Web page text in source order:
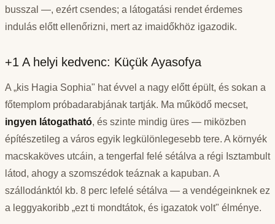
busszal —, ezért csendes; a látogatási rendet érdemes
indulás előtt ellenőrizni, mert az imaidőkhöz igazodik.
+1 A helyi kedvenc: Küçük Ayasofya
A „kis Hagia Sophia" hat évvel a nagy előtt épült, és sokan a
főtemplom próbadarabjának tartják. Ma működő mecset,
ingyen látogatható, és szinte mindig üres — miközben
építészetileg a város egyik legkülönlegesebb tere. A környék
macskaköves utcáin, a tengerfal felé sétálva a régi Isztambult
látod, ahogy a szomszédok teáznak a kapuban. A
szállodánktól kb. 8 perc lefelé sétálva — a vendégeinknek ez
a leggyakoribb „ezt ti mondtátok, és igazatok volt" élménye.